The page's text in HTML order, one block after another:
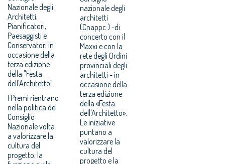
Nazionale degli
Architetti,
Pianificatori,
Paesaggisti e
Conservatori in
occasione della
terza edizione
della "Festa
dell'Architetto".
I Premi rientrano
nella politica del
Consiglio
Nazionale volta
a valorizzare la
cultura del
progetto, la
nazionale degli
architetti
(Cnappc ) -di
concerto con il
Maxxi e con la
rete degli Ordini
provinciali degli
architetti - in
occasione della
terza edizione
della «Festa
dell'Architetto».
Le iniziative
puntano a
valorizzare la
cultura del
progetto e la